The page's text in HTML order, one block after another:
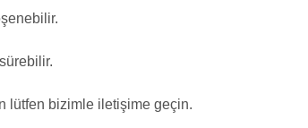
lütfen bizimle iletişime geçin.